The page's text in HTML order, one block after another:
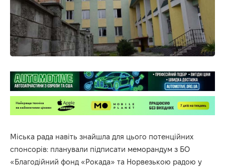
Міська рада навіть знайшла для цього потенційних
спонсорів: планували підписати меморандум з БО
«Благодійний фонд «Рокада» та Норвезькою радою у